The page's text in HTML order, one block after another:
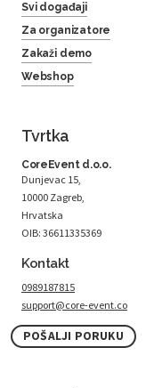
Svi događaji
Za organizatore
Zakaži demo
Webshop
Tvrtka
CoreEvent d.o.o.
Dunjevac 15,
10000 Zagreb,
Hrvatska
OIB: 36611335369
Kontakt
0989187815
support@core-event.co
POŠALJI PORUKU